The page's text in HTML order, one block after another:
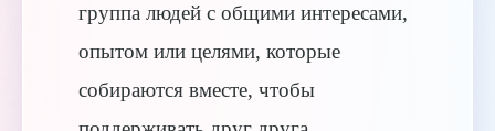
группа людей с общими интересами,
опытом или целями, которые
собираются вместе, чтобы